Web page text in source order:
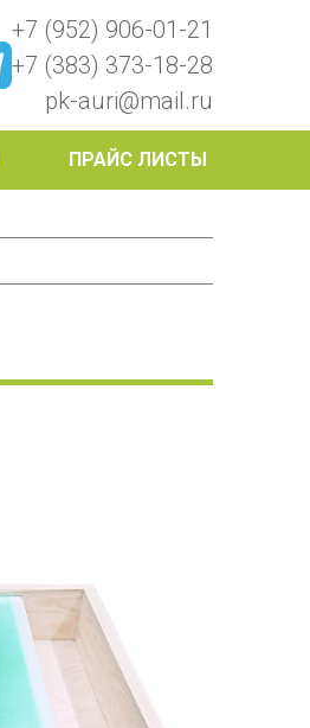
+7 (952) 906-01-21
+7 (383) 373-18-28
pk-auri@mail.ru
ПРАЙС ЛИСТЫ